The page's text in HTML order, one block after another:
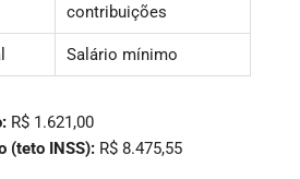
contribuições
Salário mínimo
R$ 1.621,00
(teto INSS): R$ 8.475,55